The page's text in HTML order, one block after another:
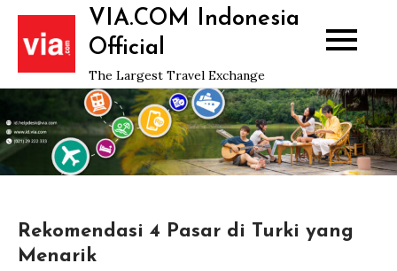
Skip
content
VIA.COM Indonesia
Official
The Largest Travel Exchange
Rekomendasi 4 Pasar di Turki yang
Menarik